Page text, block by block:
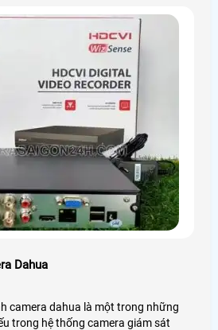
Dahua
camera dahua là một trong những
trong hệ thống camera giám sát